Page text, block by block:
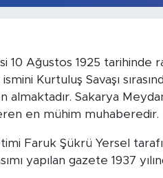
10 Ağustos 1925 tarihinde
Kurtuluş Savaşı
almaktadır. Sakarya
en mühim muhaberedir.
Faruk Şükrü Yersel
yapılan gazete 1937